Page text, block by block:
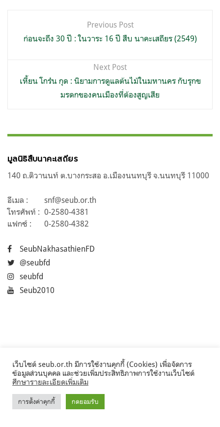
เรื่อง
Previous Post
ก่อนจะถึง 30 ปี : ในวาระ 16 ปี สืบ นาคะเสถียร (2549)
Next Post
เหี้ยน โกร๋น กุด : นิยามการดูแลต้นไม้ในมหานคร กับรุกข
มรดกของคนเมืองที่ต้องสูญเสีย
มูลนิธิสืบนาคะเสถียร
140 ถ.ติวานนท์ ต.บางกระสอ อ.เมืองนนทบุรี จ.นนทบุรี 11000
อีเมล :
snf@seub.or.th
โทรศัพท์ : 0-2580-4381
แฟกซ์ :
0-2580-4382
SeubNakhasathienFD
@seubfd
seubfd
Seub2010
©2017 Seub.or.th
เว็บไซต์ seub.or.th มีการใช้งานคุกกี้ (Cookies) เพื่อจัดการ
ข้อมูลส่วนบุคคล และช่วยเพิ่มประสิทธิภาพการใช้งานเว็บไซต์
ศึกษารายละเอียดเพิ่มเติม
การตั้งค่าคุกกี้ กดยอมรับ